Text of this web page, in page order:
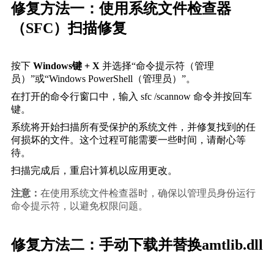
修复方法一：使用系统文件检查器
（SFC）扫描修复
按下 Windows键 + X 并选择“命令提示符（管理
员）”或“Windows PowerShell（管理员）”。
在打开的命令行窗口中，输入 sfc /scannow 命令并按回车
键。
系统将开始扫描所有受保护的系统文件，并修复找到的任
何损坏的文件。这个过程可能需要一些时间，请耐心等
待。
扫描完成后，重启计算机以应用更改。
注意： 在使用系统文件检查器时，确保以管理员身份运行
命令提示符，以避免权限问题。
修复方法二：手动下载并替换amtlib.dll